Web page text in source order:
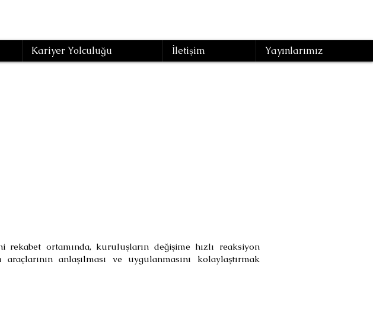
Kariyer Yolculuğu İletişim Yayınlarımız
ortamında, kuruluşların değişime hızlı reaksiyon
anlaşılması ve uygulanmasını kolaylaştırmak